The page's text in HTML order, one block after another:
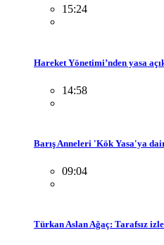
15:24
Hareket Yönetimi’nden yasa
14:58
Barış Anneleri 'Kök Yasa'ya
09:04
Türkan Aslan Ağaç: Tarafsız